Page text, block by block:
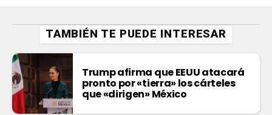
TAMBIÉN TE PUEDE INTERESAR
Trump afirma que EEUU atacará
pronto por «tierra» los cárteles
que «dirigen» México